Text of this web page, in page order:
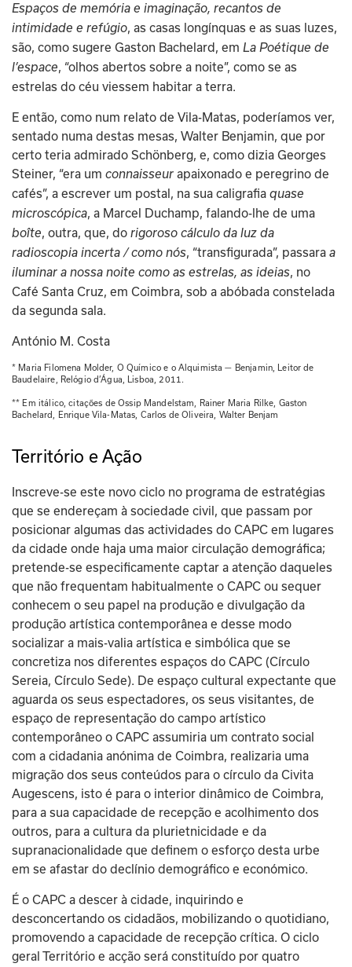
Espaços de memória e imaginação, recantos de
intimidade e refúgio , as casas longínquas e as suas luzes,
são, como sugere Gaston Bachelard, em La Poétique de
l’espace , “olhos abertos sobre a noite”, como se as
estrelas do céu viessem habitar a terra.
E então, como num relato de Vila-Matas, poderíamos ver,
sentado numa destas mesas, Walter Benjamin, que por
certo teria admirado Schönberg, e, como dizia Georges
Steiner, “era um connaisseur apaixonado e peregrino de
cafés”, a escrever um postal, na sua caligrafia quase
microscópica , a Marcel Duchamp, falando-lhe de uma
boîte , outra, que, do rigoroso cálculo da luz da
radioscopia incerta / como nós , “transfigurada”, passara a
iluminar a nossa noite como as estrelas, as ideias , no
Café Santa Cruz, em Coimbra, sob a abóbada constelada
da segunda sala.
António M. Costa
* Maria Filomena Molder, O Químico e o Alquimista — Benjamin, Leitor de
Baudelaire, Relógio d’Água, Lisboa, 2011.
** Em itálico, citações de Ossip Mandelstam, Rainer Maria Rilke, Gaston
Bachelard, Enrique Vila-Matas, Carlos de Oliveira, Walter Benjam
Território e Ação
Inscreve-se este novo ciclo no programa de estratégias
que se endereçam à sociedade civil, que passam por
posicionar algumas das actividades do CAPC em lugares
da cidade onde haja uma maior circulação demográfica;
pretende-se especificamente captar a atenção daqueles
que não frequentam habitualmente o CAPC ou sequer
conhecem o seu papel na produção e divulgação da
produção artística contemporânea e desse modo
socializar a mais-valia artística e simbólica que se
concretiza nos diferentes espaços do CAPC (Círculo
Sereia, Círculo Sede). De espaço cultural expectante que
aguarda os seus espectadores, os seus visitantes, de
espaço de representação do campo artístico
contemporâneo o CAPC assumiria um contrato social
com a cidadania anónima de Coimbra, realizaria uma
migração dos seus conteúdos para o círculo da Civita
Augescens, isto é para o interior dinâmico de Coimbra,
para a sua capacidade de recepção e acolhimento dos
outros, para a cultura da plurietnicidade e da
supranacionalidade que definem o esforço desta urbe
em se afastar do declínio demográfico e económico.
É o CAPC a descer à cidade, inquirindo e
desconcertando os cidadãos, mobilizando o quotidiano,
promovendo a capacidade de recepção crítica. O ciclo
geral Território e acção será constituído por quatro